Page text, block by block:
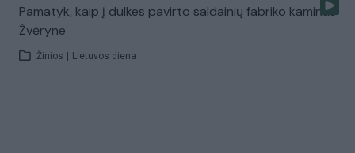
Pamatyk, kaip į dulkes pavirto saldainių fabriko kaminas
Žvėryne
Žinios Lietuvos diena